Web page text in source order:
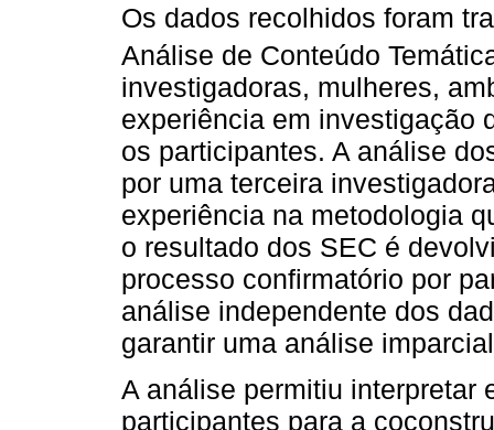
Os dados recolhidos foram
Análise de Conteúdo
investigadoras, mulheres,
experiência em investigação
os participantes. A análise
por uma terceira
experiência na metodologia
o resultado dos SEC é
processo confirmatório por
análise independente dos
garantir uma análise
A análise permitiu interpretar
participantes para a